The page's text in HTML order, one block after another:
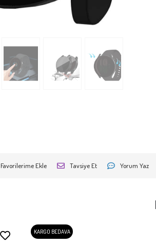
Favorilerime Ekle Tavsiye Et Yorum Yaz
KARGO BEDAVA